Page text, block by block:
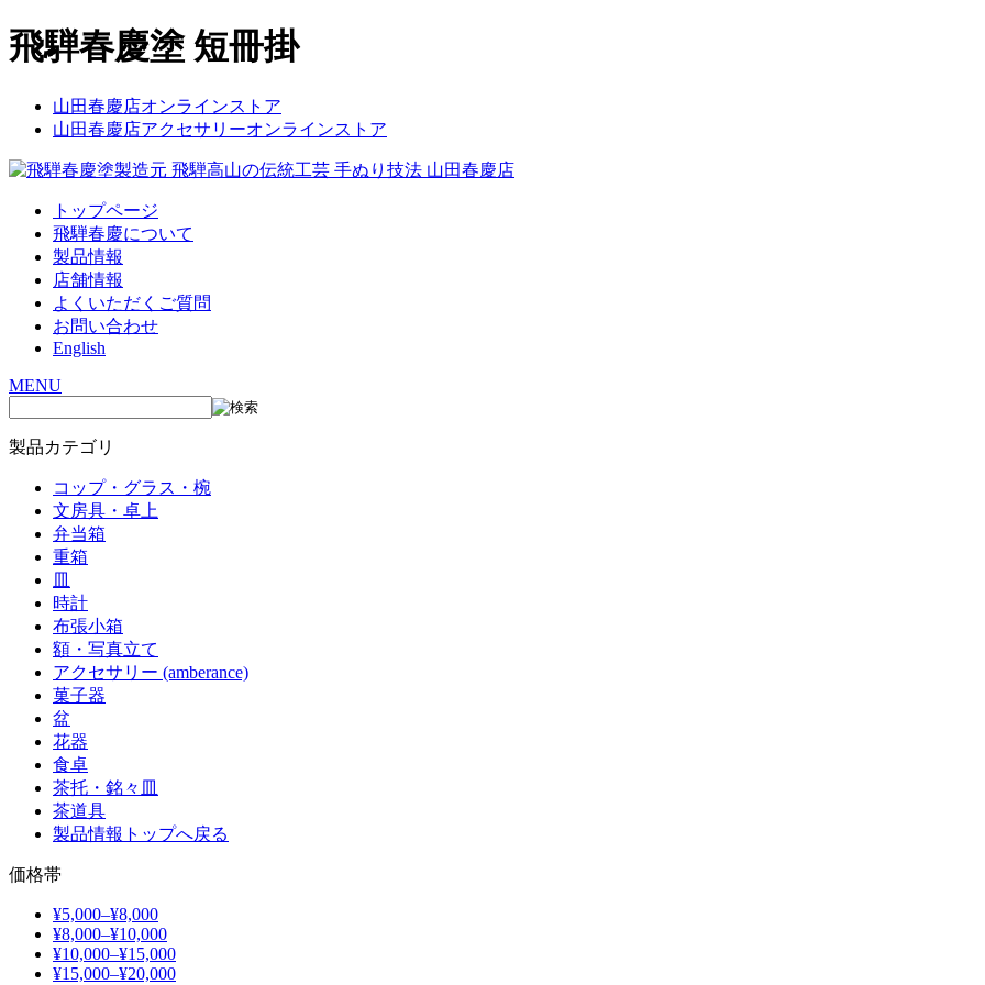
飛騨春慶塗 短冊掛
山田春慶店オンラインストア
山田春慶店アクセサリーオンラインストア
トップページ
飛騨春慶について
製品情報
店舗情報
よくいただくご質問
お問い合わせ
English
MENU
製品カテゴリ
コップ・グラス・椀
文房具・卓上
弁当箱
重箱
皿
時計
布張小箱
額・写真立て
アクセサリー (amberance)
菓子器
盆
花器
食卓
茶托・銘々皿
茶道具
製品情報トップへ戻る
価格帯
¥5,000–¥8,000
¥8,000–¥10,000
¥10,000–¥15,000
¥15,000–¥20,000